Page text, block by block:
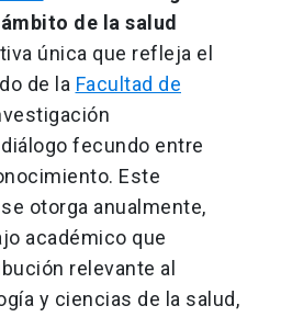
de la salud
única que refleja el
de la Facultad de
fecundo entre
Este
otorga anualmente,
académico que
relevante al
y ciencias de la salud,